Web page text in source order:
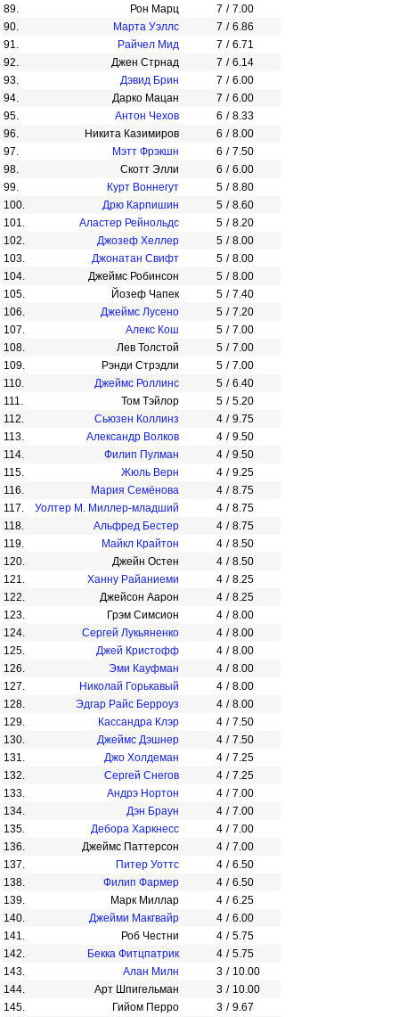
89.
Рон Марц 7 / 7.00
90.
Марта Уэллс 7 / 6.86
91.
Райчел Мид 7 / 6.71
92.
Джен Стрнад 7 / 6.14
93.
Дэвид Брин 7 / 6.00
94.
Дарко Мацан 7 / 6.00
95.
Антон Чехов 6 / 8.33
96.
Никита Казимиров 6 / 8.00
97.
Мэтт Фрэкшн 6 / 7.50
98.
Скотт Элли 6 / 6.00
99.
Курт Воннегут 5 / 8.80
100.
Дрю Карпишин 5 / 8.60
101.
Аластер Рейнольдс 5 / 8.20
102.
Джозеф Хеллер 5 / 8.00
103.
Джонатан Свифт 5 / 8.00
104.
Джеймс Робинсон 5 / 8.00
105.
Йозеф Чапек 5 / 7.40
106.
Джеймс Лусено 5 / 7.20
107.
Алекс Кош 5 / 7.00
108.
Лев Толстой 5 / 7.00
109.
Рэнди Стрэдли 5 / 7.00
110.
Джеймс Роллинс 5 / 6.40
111.
Том Тэйлор 5 / 5.20
112.
Сьюзен Коллинз 4 / 9.75
113.
Александр Волков 4 / 9.50
114.
Филип Пулман 4 / 9.50
115.
Жюль Верн 4 / 9.25
116.
Мария Семёнова 4 / 8.75
117.
Уолтер М. Миллер-младший 4 / 8.75
118.
Альфред Бестер 4 / 8.75
119.
Майкл Крайтон 4 / 8.50
120.
Джейн Остен 4 / 8.50
121.
Ханну Райаниеми 4 / 8.25
122.
Джейсон Аарон 4 / 8.25
123.
Грэм Симсион 4 / 8.00
124.
Сергей Лукьяненко 4 / 8.00
125.
Джей Кристофф 4 / 8.00
126.
Эми Кауфман 4 / 8.00
127.
Николай Горькавый 4 / 8.00
128.
Эдгар Райс Берроуз 4 / 8.00
129.
Кассандра Клэр 4 / 7.50
130.
Джеймс Дэшнер 4 / 7.50
131.
Джо Холдеман 4 / 7.25
132.
Сергей Снегов 4 / 7.25
133.
Андрэ Нортон 4 / 7.00
134.
Дэн Браун 4 / 7.00
135.
Дебора Харкнесс 4 / 7.00
136.
Джеймс Паттерсон 4 / 7.00
137.
Питер Уоттс 4 / 6.50
138.
Филип Фармер 4 / 6.50
139.
Марк Миллар 4 / 6.25
140.
Джейми Макгвайр 4 / 6.00
141.
Роб Честни 4 / 5.75
142.
Бекка Фитцпатрик 4 / 5.75
143.
Алан Милн 3 / 10.00
144.
Арт Шпигельман 3 / 10.00
145.
Гийом Перро 3 / 9.67